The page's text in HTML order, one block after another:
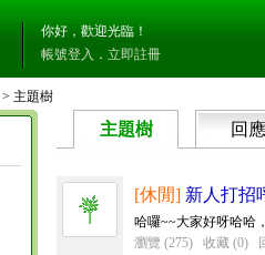
你好，歡迎光臨！
帳號登入 ． 立即註冊
> 主題樹
主題樹 回應
[休閒] 新人打招
哈囉~~大家好呀哈哈
瀏覽 (275)
收藏 (0)